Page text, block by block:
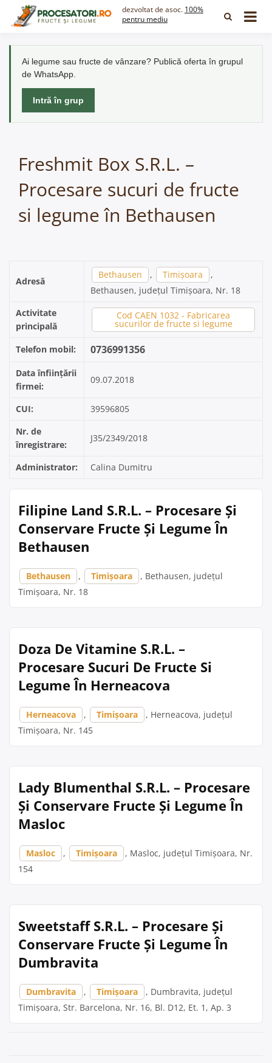
dezvoltat de asoc. 100%
pentru mediu
Ai legume sau fructe de vânzare? Publică oferta în grupul
de WhatsApp.
Intră în grup
Freshmit Box S.R.L. –
Procesare sucuri de fructe
si legume în Bethausen
Adresă
Bethausen , Timișoara
,
Bethausen, județul Timișoara, Nr. 18
Activitate
principală
Cod CAEN 1032 - Fabricarea
sucurilor de fructe si legume
Telefon mobil: 0736991356
Data înființării
firmei:
09.07.2018
CUI:
39596805
Nr. de
înregistrare:
J35/2349/2018
Administrator: Calina Dumitru
Filipine Land S.R.L. – Procesare Și
Conservare Fructe Și Legume În
Bethausen
Bethausen , Timișoara
, Bethausen, județul
Timișoara, Nr. 18
Doza De Vitamine S.R.L. –
Procesare Sucuri De Fructe Si
Legume În Herneacova
Herneacova , Timișoara
, Herneacova, județul
Timișoara, Nr. 145
Lady Blumenthal S.R.L. – Procesare
Și Conservare Fructe Și Legume În
Masloc
Masloc , Timișoara
, Masloc, județul Timișoara, Nr.
154
Sweetstaff S.R.L. – Procesare Și
Conservare Fructe Și Legume În
Dumbravita
Dumbravita , Timișoara
, Dumbravita, județul
Timișoara, Str. Barcelona, Nr. 16, Bl. D12, Et. 1, Ap. 3